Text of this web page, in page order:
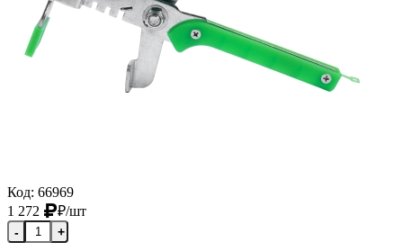
Код: 66969
1 272
₽/шт
- +